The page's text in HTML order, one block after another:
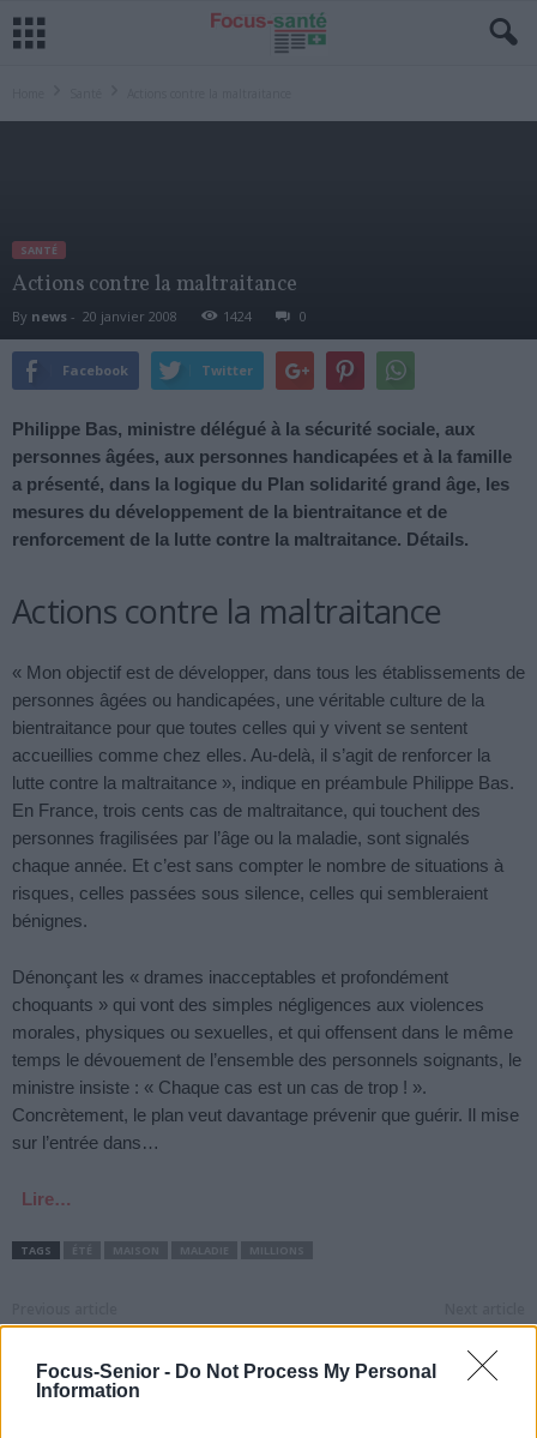
Focus-Senior - Do Not Process My Personal
Information
SANTÉ
Actions contre la maltraitance
By news - 20 janvier 2008 1424 0
Facebook Twitter
Philippe Bas, ministre délégué à la sécurité sociale, aux
personnes âgées, aux personnes handicapées et à la famille
a présenté, dans la logique du Plan solidarité grand âge, les
mesures du développement de la bientraitance et de
renforcement de la lutte contre la maltraitance. Détails.
Actions contre la maltraitance
« Mon objectif est de développer, dans tous les établissements de
personnes âgées ou handicapées, une véritable culture de la
bientraitance pour que toutes celles qui y vivent se sentent
accueillies comme chez elles. Au-delà, il s’agit de renforcer la
lutte contre la maltraitance », indique en préambule Philippe Bas.
En France, trois cents cas de maltraitance, qui touchent des
personnes fragilisées par l’âge ou la maladie, sont signalés
chaque année. Et c’est sans compter le nombre de situations à
risques, celles passées sous silence, celles qui sembleraient
bénignes.
Dénonçant les « drames inacceptables et profondément
choquants » qui vont des simples négligences aux violences
morales, physiques ou sexuelles, et qui offensent dans le même
temps le dévouement de l’ensemble des personnels soignants, le
ministre insiste : « Chaque cas est un cas de trop ! ».
Concrètement, le plan veut davantage prévenir que guérir. Il mise
sur l’entrée dans…
Lire…
TAGS
vacances en famille
seuls !